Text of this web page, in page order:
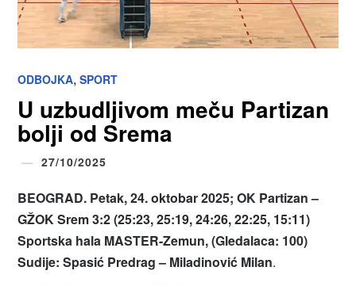
ODBOJKA,SPORT
U uzbudljivom meču Partizan
bolji od Srema
27/10/2025
BEOGRAD. Petak, 24. oktobar 2025; OK Partizan –
GŽOK Srem 3:2 (25:23, 25:19, 24:26, 22:25, 15:11)
Sportska hala MASTER-Zemun, (Gledalaca: 100)
Sudije: Spasić Predrag – Miladinović Milan.